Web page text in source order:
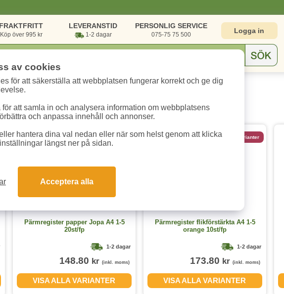
FRAKTFRITT
Köp över 995 kr
LEVERANSTID
1-2 dagar
PERSONLIG SERVICE
075-75 75 500 Logga in
/ Pärmregister Register - Papper
4 varianter
Pärmregister papper Jopa A4 1-5
20st/fp
1-2 dagar
148.80 kr (inkl. moms)
VISA ALLA VARIANTER
10 varianter
Pärmregister flikförstärkta A4 1-5
orange 10st/fp
1-2 dagar
173.80 kr (inkl. moms)
VISA ALLA VARIANTER
av cookies
för att säkerställa att webbplatsen fungerar korrekt och ge dig
för att samla in och analysera information om webbplatsens
och anpassa innehåll och annonser.
hantera dina val nedan eller när som helst genom att klicka
längst ner på sidan.
Acceptera alla